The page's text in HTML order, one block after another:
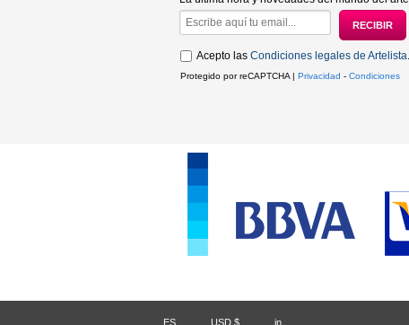
Acepto las Condiciones legales de Artelista
Protegido por reCAPTCHA | Privacidad - Condiciones
ES USD $ in